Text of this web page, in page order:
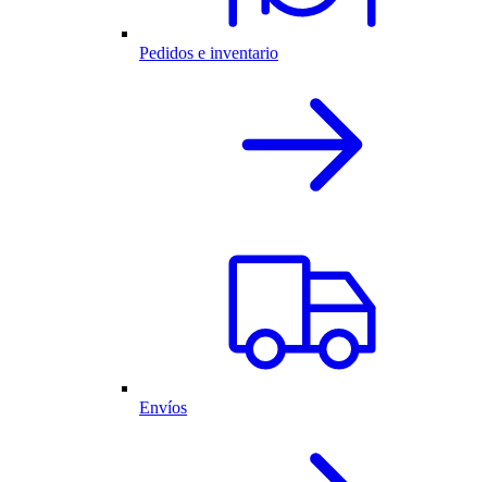
Pedidos e inventario
Envíos